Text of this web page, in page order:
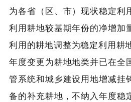
为各省（区、市）现状稳定利
利用耕地较基期年份的净增加
利用的耕地调整为稳定利用耕
年度变更为耕地地类并已在全
管系统和城乡建设用地增减挂
备的补充耕地，不纳入年度稳